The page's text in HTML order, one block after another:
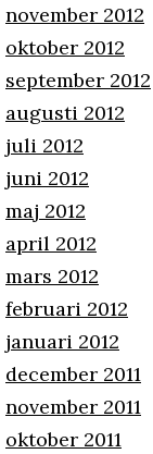
november 2012
oktober 2012
september 2012
augusti 2012
juli 2012
juni 2012
maj 2012
april 2012
mars 2012
februari 2012
januari 2012
december 2011
november 2011
oktober 2011